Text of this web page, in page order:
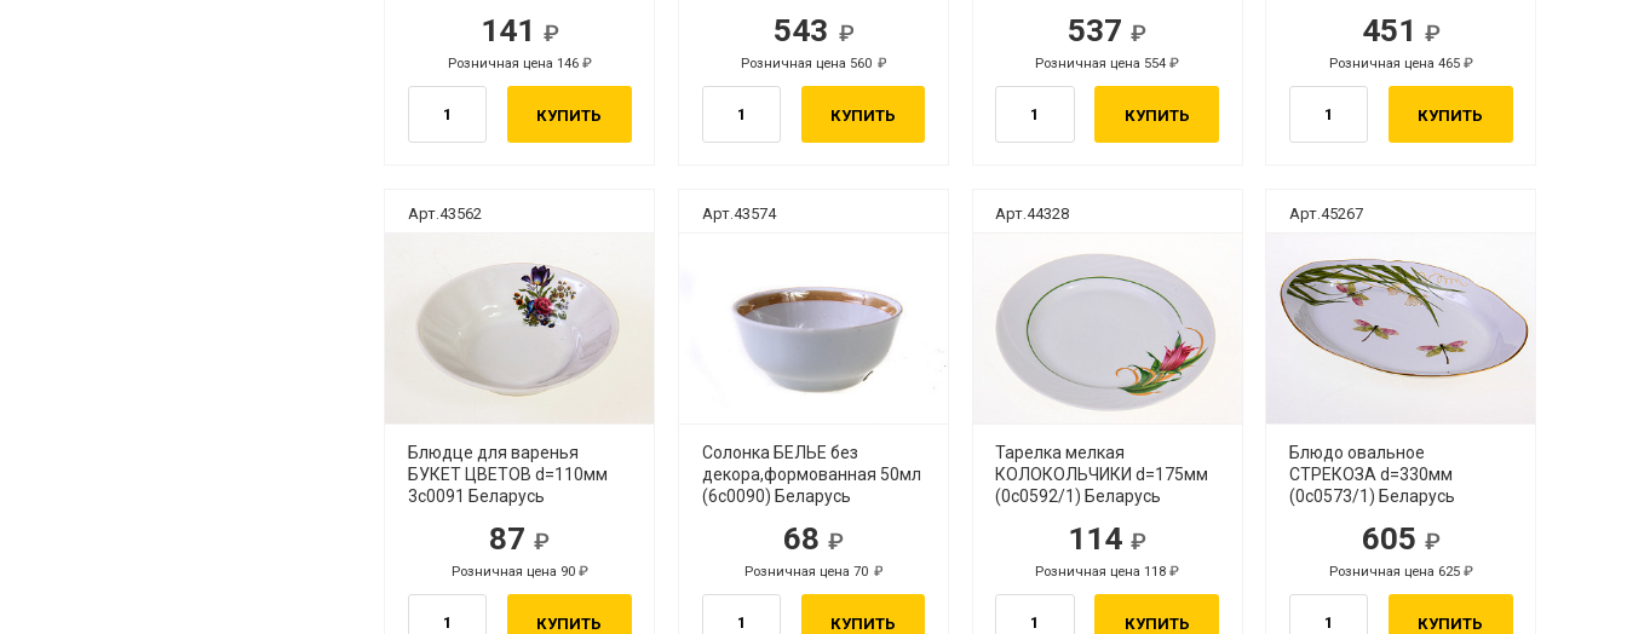
141
Розничная цена 146
КУПИТЬ
543
Розничная цена 560
КУПИТЬ
537
руб.
Розничная цена 554
руб.
КУПИТЬ
451
руб.
Розничная цена 465
руб.
КУПИТЬ
Арт.43562
Блюдце для варенья
БУКЕТ ЦВЕТОВ d=110мм
3с0091 Беларусь
87
Розничная цена 90
КУПИТЬ
Арт.43574
Солонка БЕЛЬЕ без
декора,формованная 50мл
(6с0090) Беларусь
68
Розничная цена 70
КУПИТЬ
Арт.44328
Тарелка мелкая
КОЛОКОЛЬЧИКИ d=175мм
(0с0592/1) Беларусь
114
руб.
Розничная цена 118
руб.
КУПИТЬ
Арт.45267
Блюдо овальное
СТРЕКОЗА d=330мм
(0с0573/1) Беларусь
605
руб.
Розничная цена 625
руб.
КУПИТЬ